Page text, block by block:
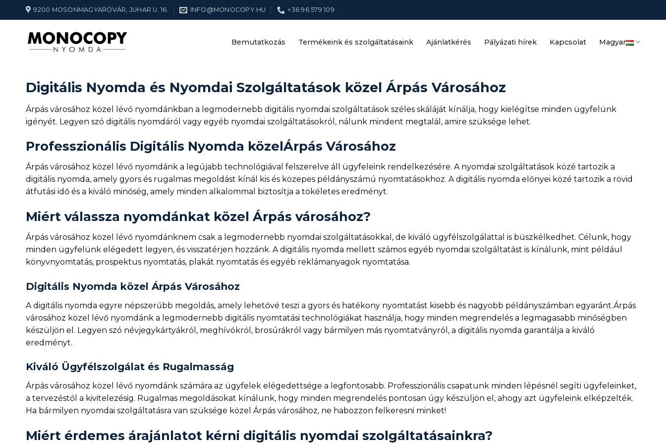
to
content
9200 MOSONMAGYARÓVÁR, JUHAR U. 16. INFO@MONOCOPY.HU +36 96 579 109
Bemutatkozás Termékeink és szolgáltatásaink Ajánlatkérés Pályázati hírek Kapcsolat Magyar
Digitális Nyomda és Nyomdai Szolgáltatások közel Árpás Városához
Árpás városához közel lévő nyomdánkban a legmodernebb digitális nyomdai szolgáltatások széles skáláját kínálja, hogy kielégítse minden ügyfelünk
igényét. Legyen szó digitális nyomdáról vagy egyéb nyomdai szolgáltatásokról, nálunk mindent megtalál, amire szüksége lehet.
Professzionális Digitális Nyomda közelÁrpás Városához
Árpás városához közel lévő nyomdánk a legújabb technológiával felszerelve áll ügyfeleink rendelkezésére. A nyomdai szolgáltatások közé tartozik a
digitális nyomda, amely gyors és rugalmas megoldást kínál kis és közepes példányszámú nyomtatásokhoz. A digitális nyomda előnyei közé tartozik a rövid
átfutási idő és a kiváló minőség, amely minden alkalommal biztosítja a tökéletes eredményt.
Miért válassza nyomdánkat közel Árpás városához?
Árpás városához közel lévő nyomdánknem csak a legmodernebb nyomdai szolgáltatásokkal, de kiváló ügyfélszolgálattal is büszkélkedhet. Célunk, hogy
minden ügyfelünk elégedett legyen, és visszatérjen hozzánk. A digitális nyomda mellett számos egyéb nyomdai szolgáltatást is kínálunk, mint például
könyvnyomtatás, prospektus nyomtatás, plakát nyomtatás és egyéb reklámanyagok nyomtatása.
Digitális Nyomda közel Árpás Városához
A digitális nyomda egyre népszerűbb megoldás, amely lehetővé teszi a gyors és hatékony nyomtatást kisebb és nagyobb példányszámban egyaránt.Árpás
városához közel lévő nyomdánk a legmodernebb digitális nyomtatási technológiákat használja, hogy minden megrendelés a legmagasabb minőségben
készüljön el. Legyen szó névjegykártyákról, meghívókról, brosúrákról vagy bármilyen más nyomtatványról, a digitális nyomda garantálja a kiváló
eredményt.
Kiváló Ügyfélszolgálat és Rugalmasság
Árpás városához közel lévő nyomdánk számára az ügyfelek elégedettsége a legfontosabb. Professzionális csapatunk minden lépésnél segíti ügyfeleinket,
a tervezéstől a kivitelezésig. Rugalmas megoldásokat kínálunk, hogy minden megrendelés pontosan úgy készüljön el, ahogy azt ügyfeleink elképzelték.
Ha bármilyen nyomdai szolgáltatásra van szüksége közel Árpás városához, ne habozzon felkeresni minket!
Miért érdemes árajánlatot kérni digitális nyomdai szolgáltatásainkra?